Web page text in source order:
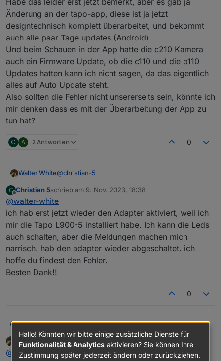
TypeError: Cannot read properties of undefined
(reading 'find')
2023-11-08 16:49:12.886 - warn: tapo.0 (80229)
TypeError: Cannot read properties of undefined
(reading 'find')
2023-11-08 16:49:22.872 - warn: tapo.0 (80229)
TypeError: Cannot read properties of undefined
(reading 'find')
2023-11-08 16:49:32.878 - warn: tapo.0 (80229)
TypeError: Cannot read properties of undefined
(reading 'find')
Kann mir jemand einen Tip geben?
Habe das leider erst jetzt bemerkt, aber es gab ja
Änderung an der tapo-app, diese ist ja jetzt
designtechnisch komplett überarbeitet, und bekommt
auch alle paar Tage updates (Android).
Und beim Schauen in der App hatte die c210 Kamera
auch ein Firmware Update, ob die c110 und die p110
Updates hatten kann ich nicht sagen, da das eigentlich
alles auf Auto Update steht.
Also sollten die Fehler nicht unsererseits sein, könnte ich
mir denken dass es mit der Überarbeitung der App zu
tun hat?
C A 2 Antworten 0
Walter White@christian-5
Seit wann habt ihr die Probleme?
Habe das leider erst jetzt bemerkt, aber es gab ja
Änderung an der tapo-app, diese ist ja jetzt
designtechnisch komplett überarbeitet, und
bekommt auch alle paar Tage updates (Android).
Und beim Schauen in der App hatte die c210
Kamera auch ein Firmware Update, ob die c110
und die p110 Updates hatten kann ich nicht sagen,
C
Offline
Christian 5schrieb am 9. Nov. 2023, 18:38
zuletzt editiert von
@walter-white
ich hab erst jetzt wieder den Adapter aktiviert, weil ich
mir die Tapo L900-5 installiert habe. Ich kann die Leds
auch schalten, aber die Meldungen machen mich
narrisch. hab den adapter wieder abgeschaltet. ich
hoffe du findest den Fehler.
Besten Dank!!
0
C Christian 5@walter-white
ich hab erst jetzt wieder den Adapter aktiviert, weil
ich mir die Tapo L900-5 installiert habe. Ich kann die
Leds auch schalten, aber die Meldungen machen
Offline
Walter Whiteschrieb am 10. Nov. 2023, 09:38
zuletzt editiert von Walter White 11. Okt. 2023, 10:47
@ christian-5said in Test Adapter TP-Link Tapo:
Hallo! Könnten wir bitte einige zusätzliche Dienste für
Funktionalität & Analytics aktivieren? Sie können Ihre
Zustimmung später jederzeit ändern oder zurückziehen.